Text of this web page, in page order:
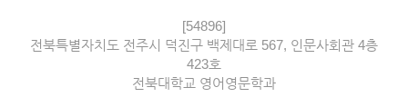
[54896]
전북특별자치도 전주시 덕진구 백제대로 567, 인문사회관 4층
423호
전북대학교 영어영문학과